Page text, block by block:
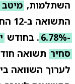
השתלמות, מיטב
התשואה ב-12 החודשים האחרונים עומדת על
-6.78%
. בחודש
סחיר תשואה
לערוך השוואה